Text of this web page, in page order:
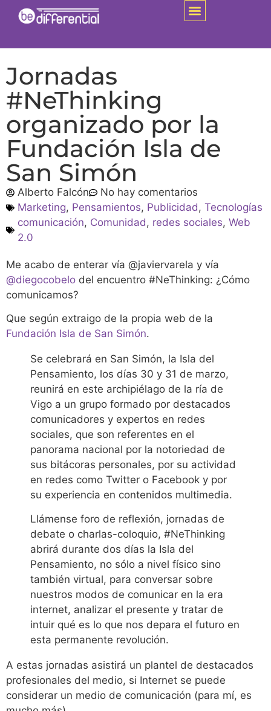
Jornadas
#NeThinking
organizado por la
Fundación Isla de
San Simón
Alberto Falcón
No hay comentarios
Marketing, Pensamientos, Publicidad, Tecnologías
comunicación, Comunidad, redes sociales, Web
2.0
Me acabo de enterar vía @javiervarela y vía
@diegocobelo del encuentro #NeThinking: ¿Cómo
comunicamos?
Que según extraigo de la propia web de la
Fundación Isla de San Simón.
Se celebrará en San Simón, la Isla del
Pensamiento, los días 30 y 31 de marzo,
reunirá en este archipiélago de la ría de
Vigo a un grupo formado por destacados
comunicadores y expertos en redes
sociales, que son referentes en el
panorama nacional por la notoriedad de
sus bitácoras personales, por su actividad
en redes como Twitter o Facebook y por
su experiencia en contenidos multimedia.
Llámense foro de reflexión, jornadas de
debate o charlas-coloquio, #NeThinking
abrirá durante dos días la Isla del
Pensamiento, no sólo a nivel físico sino
también virtual, para conversar sobre
nuestros modos de comunicar en la era
internet, analizar el presente y tratar de
intuir qué es lo que nos depara el futuro en
esta permanente revolución.
A estas jornadas asistirá un plantel de destacados
profesionales del medio, si Internet se puede
considerar un medio de comunicación (para mí, es